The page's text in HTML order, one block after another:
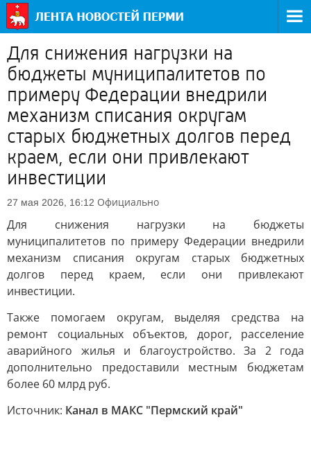
Для снижения нагрузки на
бюджеты муниципалитетов по
примеру Федерации внедрили
механизм списания округам
старых бюджетных долгов перед
краем, если они привлекают
инвестиции
27 мая 2026, 16:12 Официально
Для снижения нагрузки на бюджеты
муниципалитетов по примеру Федерации внедрили
механизм списания округам старых бюджетных
долгов перед краем, если они привлекают
инвестиции.
Также помогаем округам, выделяя средства на
ремонт социальных объектов, дорог, расселение
аварийного жилья и благоустройство. За 2 года
дополнительно предоставили местным бюджетам
более 60 млрд руб.
Источник: Канал в МАКС "Пермский край"